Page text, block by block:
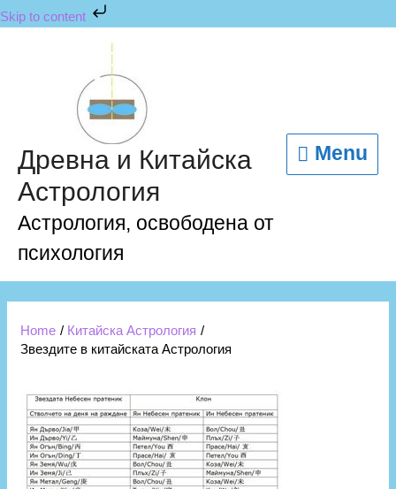
Skip to content
Древна и Китайска
Астрология
Астрология, освободена от
психология
Menu
Home
Китайска Астрология
Звездите в китайската Астрология